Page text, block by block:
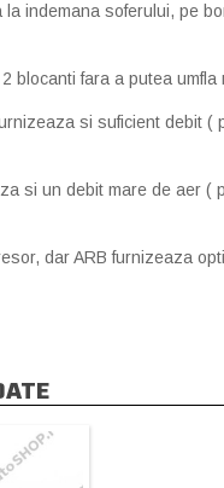
indemana soferului, pe
blocanti fara a putea umfla
si suficient debit (
si un debit mare de aer (
dar ARB furnizeaza